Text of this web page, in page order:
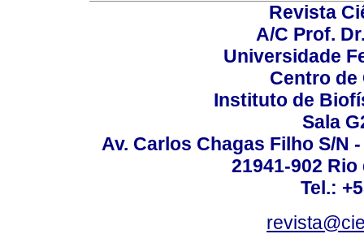
Revista
A/C Prof.
Universidade
Centro de
Instituto de
Sala
Av. Carlos Chagas Filho S/N
21941-902
Tel.: